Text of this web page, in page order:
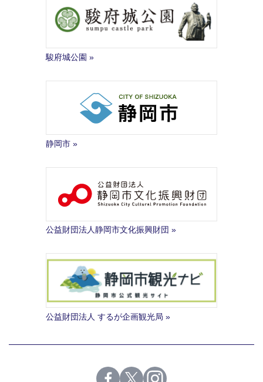
駿府城公園
静岡市
公益財団法人静岡市文化振興財団
公益財団法人 するが企画観光局